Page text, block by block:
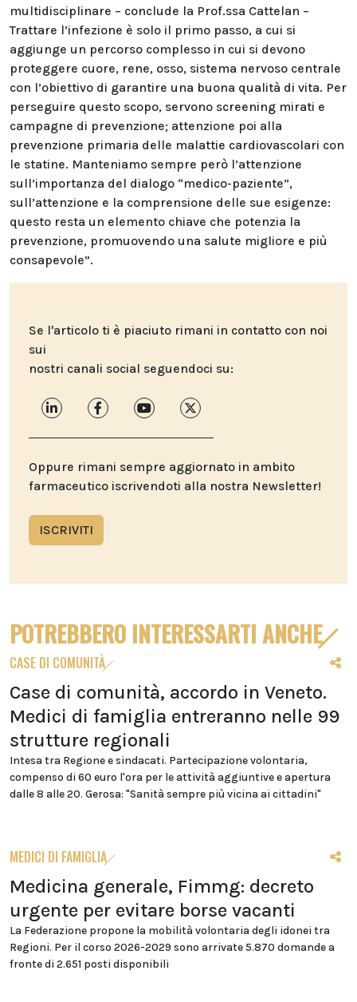
multidisciplinare – conclude la Prof.ssa Cattelan –
Trattare l’infezione è solo il primo passo, a cui si
aggiunge un percorso complesso in cui si devono
proteggere cuore, rene, osso, sistema nervoso centrale
con l’obiettivo di garantire una buona qualità di vita. Per
perseguire questo scopo, servono screening mirati e
campagne di prevenzione; attenzione poi alla
prevenzione primaria delle malattie cardiovascolari con
le statine. Manteniamo sempre però l’attenzione
sull’importanza del dialogo “medico-paziente”,
sull’attenzione e la comprensione delle sue esigenze:
questo resta un elemento chiave che potenzia la
prevenzione, promuovendo una salute migliore e più
consapevole”.
Se l'articolo ti è piaciuto rimani in contatto con noi
sui
nostri canali social seguendoci su:
Oppure rimani sempre aggiornato in ambito
farmaceutico iscrivendoti alla nostra Newsletter!
ISCRIVITI
POTREBBERO INTERESSARTI ANCHE
CASE DI COMUNITÀ
Case di comunità, accordo in Veneto.
Medici di famiglia entreranno nelle 99
strutture regionali
Intesa tra Regione e sindacati. Partecipazione volontaria,
compenso di 60 euro l'ora per le attività aggiuntive e apertura
dalle 8 alle 20. Gerosa: "Sanità sempre più vicina ai cittadini"
MEDICI DI FAMIGLIA
Medicina generale, Fimmg: decreto
urgente per evitare borse vacanti
La Federazione propone la mobilità volontaria degli idonei tra
Regioni. Per il corso 2026-2029 sono arrivate 5.870 domande a
fronte di 2.651 posti disponibili